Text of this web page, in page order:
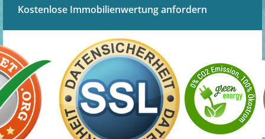
Kostenlose Immobilienwertung anfordern